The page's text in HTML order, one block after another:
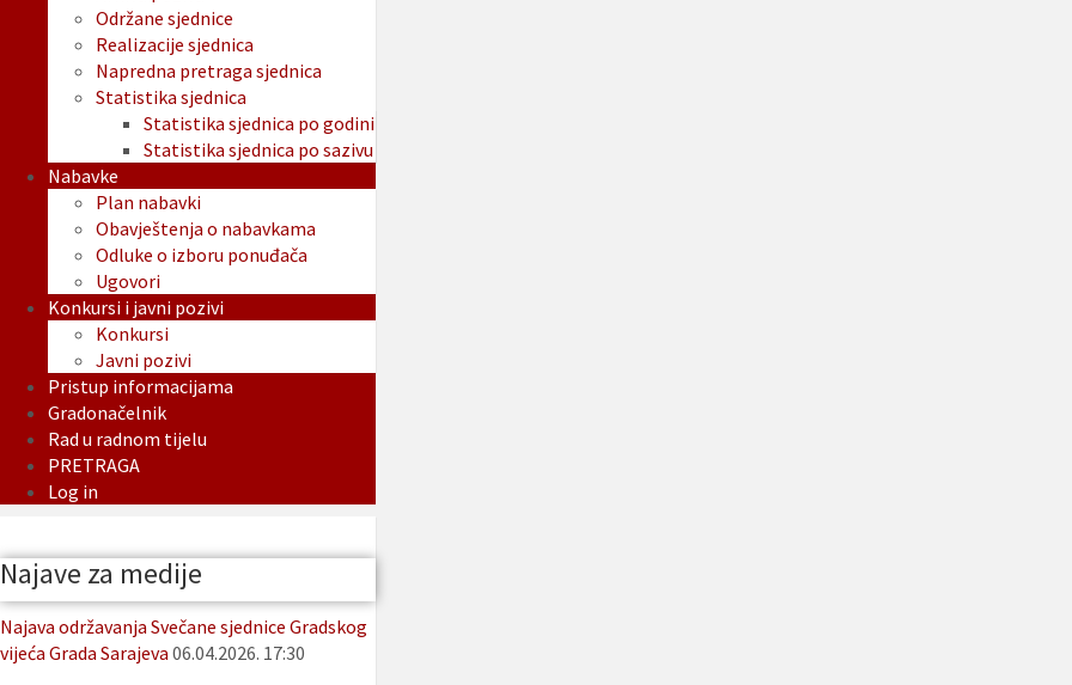
Održane sjednice
Realizacije sjednica
Napredna pretraga sjednica
Statistika sjednica
Statistika sjednica po godini
Statistika sjednica po sazivu
Nabavke
Plan nabavki
Obavještenja o nabavkama
Odluke o izboru ponuđača
Ugovori
Konkursi i javni pozivi
Konkursi
Javni pozivi
Pristup informacijama
Gradonačelnik
Rad u radnom tijelu
PRETRAGA
Log in
Najave za medije
Najava održavanja Svečane sjednice Gradskog
vijeća Grada Sarajeva 06.04.2026. 17:30